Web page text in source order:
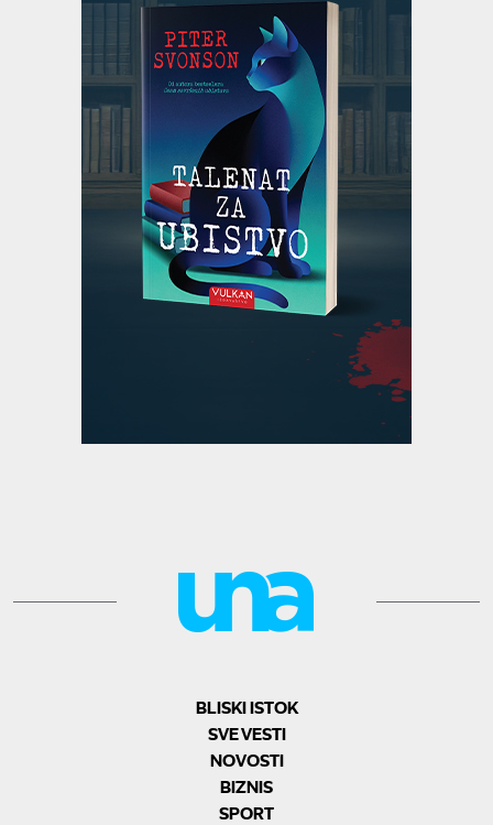
BLISKI ISTOK
SVE VESTI
NOVOSTI
BIZNIS
SPORT